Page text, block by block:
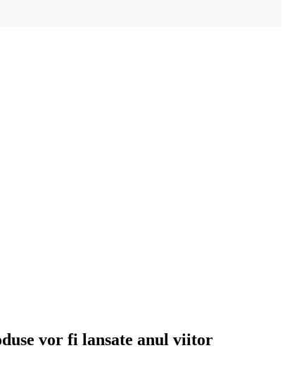
vor fi lansate anul viitor